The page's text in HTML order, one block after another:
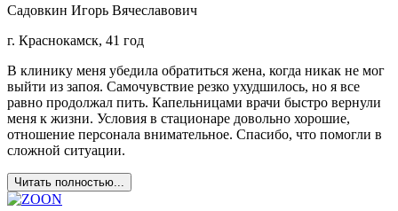
Садовкин Игорь Вячеславович
г. Краснокамск, 41 год
В клинику меня убедила обратиться жена, когда никак не мог
выйти из запоя. Самочувствие резко ухудшилось, но я все
равно продолжал пить. Капельницами врачи быстро вернули
меня к жизни. Условия в стационаре довольно хорошие,
отношение персонала внимательное. Спасибо, что помогли в
сложной ситуации.
Читать полностью...